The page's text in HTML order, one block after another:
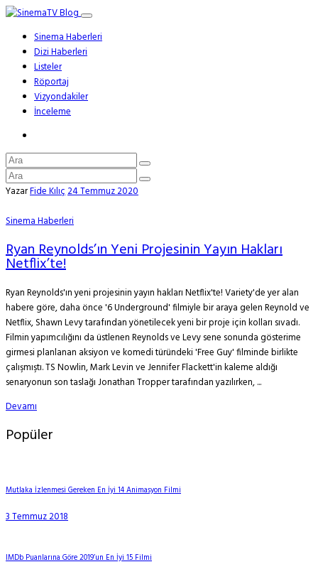
Sinema Haberleri
Dizi Haberleri
Listeler
Röportaj
Vizyondakiler
İnceleme
YazarFide Kılıç24 Temmuz 2020
Sinema Haberleri
Ryan Reynolds’ın Yeni Projesinin Yayın Hakları
Netflix’te!
Ryan Reynolds'ın yeni projesinin yayın hakları Netflix'te! Variety'de yer alan
habere göre, daha önce '6 Underground' filmiyle bir araya gelen Reynold ve
Netflix, Shawn Levy tarafından yönetilecek yeni bir proje için kolları sıvadı.
Filmin yapımcılığını da üstlenen Reynolds ve Levy sene sonunda gösterime
girmesi planlanan aksiyon ve komedi türündeki 'Free Guy' filminde birlikte
çalışmıştı. TS Nowlin, Mark Levin ve Jennifer Flackett'in kaleme aldığı
senaryonun son taslağı Jonathan Tropper tarafından yazılırken, ...
Devamı
Popüler
Mutlaka İzlenmesi Gereken En İyi 14 Animasyon Filmi
3 Temmuz 2018
IMDb Puanlarına Göre 2019’un En İyi 15 Filmi